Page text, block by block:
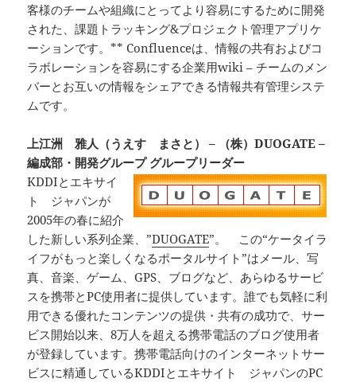
客様のチームや組織にとってより容易にするために開発
された、課題トラッキング&プロジェクト管理アプリケ
ーションです。** Confluenceは、情報の共有およびコ
ラボレーションを容易にする企業用wiki – チームのメン
バーとお互いの情報をシェアできる情報共有管理システ
ムです。
上江洲 雅人（うえす まさと） – （株）DUOGATE –
編成部・開発グループ グループリーダー
KDDIとエキサイ
ト ジャパンが
2005年の春に紹介
した新しい系列企業、”DUOGATE”。 この“ケータイラ
イフがもっと楽しくなるポータルサイト”はメール、写
真、音楽、ゲーム、GPS、ブログなど、あらゆるサービ
スを携帯とPC使用者に提供しています。誰でも気軽に利
用できる優れたコンテンツの提供・共有の成功で、サー
ビス開始以来、8万人を超える携帯電話のブログ使用者
が登録しています。携帯電話向けのインターネットサー
ビスに精通しているKDDIとエキサイト ジャパンのPC